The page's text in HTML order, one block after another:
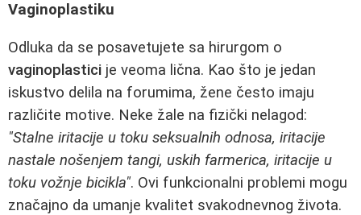
Vaginoplastiku
Odluka da se posavetujete sa hirurgom o
vaginoplastici je veoma lična. Kao što je jedan
iskustvo delila na forumima, žene često imaju
različite motive. Neke žale na fizički nelagod:
"Stalne iritacije u toku seksualnih odnosa, iritacije
nastale nošenjem tangi, uskih farmerica, iritacije u
toku vožnje bicikla". Ovi funkcionalni problemi mogu
značajno da umanje kvalitet svakodnevnog života.